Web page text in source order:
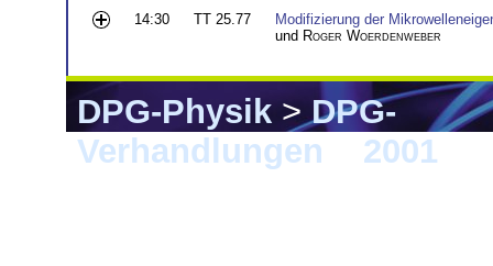
14:30
TT 25.77
Modifizierung der
und Roger Woerdenweber
DPG-Physik>DPG-
Verhandlungen
2001